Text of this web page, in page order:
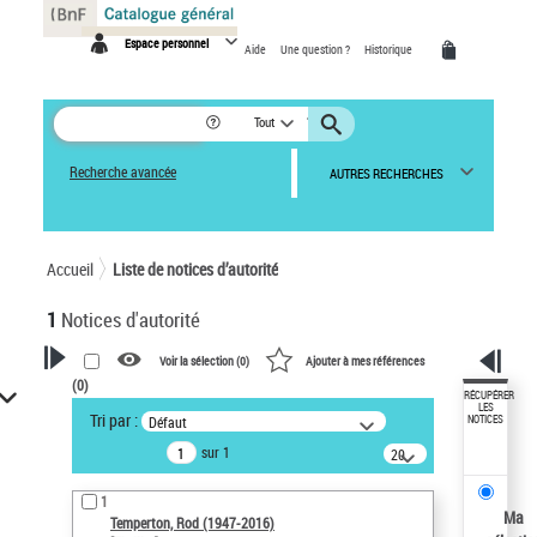
Espace personnel Aide Une question ? Historique
Tout
Recherche avancée AUTRES RECHERCHES
Accueil Liste de notices d’autorité
1 Notices d'autorité
VOTRE RECHERCHE
Recherche avancée dans les
notices d’autorité
Œuvres liées à l'auteur :
Temperton, Rod (1947-2016)
Voir la sélection (0) Ajouter à mes références
(0)
Tri par : Défaut
sur 1
20
résultats/page
1
Temperton, Rod (1947-2016)
RÉCUPÉRER
LES
NOTICES
Ma
Panneau de gestion des cookies